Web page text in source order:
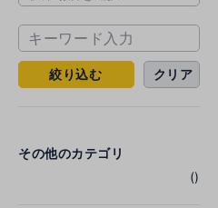
絞り込む クリア
その他のカテゴリ
()